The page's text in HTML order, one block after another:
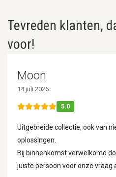
Tevreden klanten,
voor!
Moon
14 juli 2026
5.0
Uitgebreide collectie, ook van
oplossingen.
Bij binnenkomst verwelkomd
juiste persoon voor onze vraag